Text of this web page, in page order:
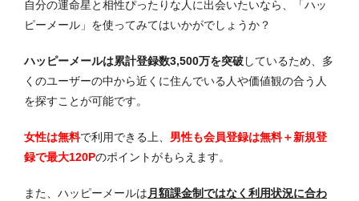
自分の運命星と相性ぴったりな人に出会いたいなら、「ハッ
ピーメール」を使ってみてはいかがでしょうか？
ハッピーメールは累計登録数3,500万を突破しているため、多
くのユーザーの中から近くに住んでいる人や価値観の合う人
を探すことが可能です。
女性は無料で利用できる上、 男性も会員登録は無料＋新規登
録で最大120Pのポイントがもらえます。
また、ハッピーメールは 月額課金制ではなく利用状況に合わ